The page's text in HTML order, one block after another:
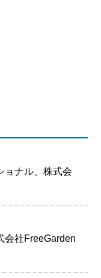
ョナル、株式会
会社FreeGarden